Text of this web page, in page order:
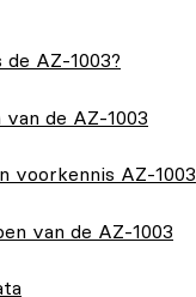
de AZ-1003?
van de AZ-1003
voorkennis AZ-1003
van de AZ-1003